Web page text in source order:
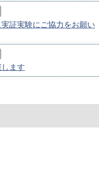
証実験にご協力をお願い
ます